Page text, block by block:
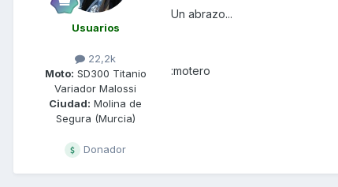
Usuarios
22,2k
Moto: SD300 Titanio
Variador Malossi
Ciudad: Molina de
Segura (Murcia)
Donador
Un abrazo...
:motero